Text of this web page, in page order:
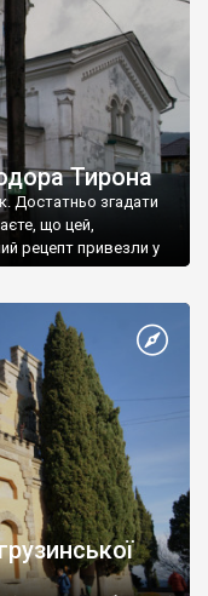
Тирона
Достатньо згадати
що цей,
рецепт привезли у